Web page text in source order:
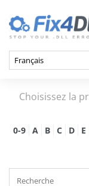
Choisissez la
0-9 A B C D E